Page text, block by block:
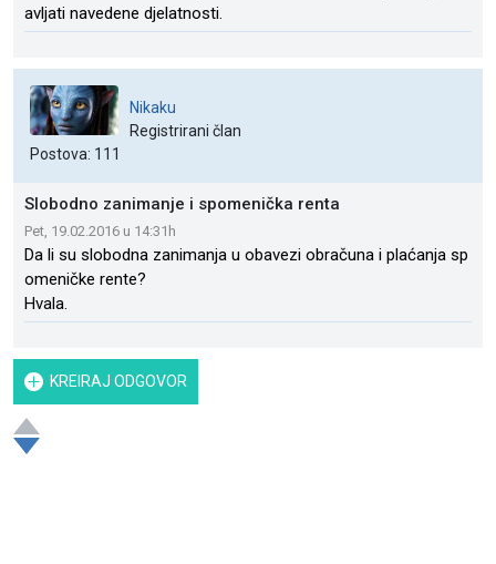
avljati navedene djelatnosti.
Nikaku
Registrirani član
Postova: 111
Slobodno zanimanje i spomenička renta
Pet, 19.02.2016 u 14:31h
Da li su slobodna zanimanja u obavezi obračuna i plaćanja sp
omeničke rente?
Hvala.
KREIRAJ ODGOVOR